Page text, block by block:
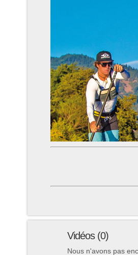
Vidéos (0)
Nous n'avons pas